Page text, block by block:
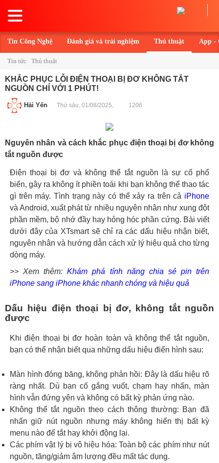
Toggle
navigation
Tin Công Nghệ Đánh giá và trải nghiệm Thủ thuật App -
Tin tức Thủ thuật
KHẮC PHỤC LỖI ĐIỆN THOẠI BỊ ĐƠ KHÔNG TẮT
NGUỒN CHỈ VỚI 1 PHÚT!
Hải Yến Thứ sáu, 01/08/2025, 1206
Nguyên nhân và cách khắc phục điện thoại bị đơ không
tắt nguồn được
Điện thoại bị đơ và không thể tắt nguồn là sự cố phổ
biến, gây ra không ít phiền toái khi bạn không thể thao tác
gì trên máy. Tình trạng này có thể xảy ra trên cả iPhone
và Android, xuất phát từ nhiều nguyên nhân như xung đột
phần mềm, bộ nhớ đầy hay hỏng hóc phần cứng. Bài viết
dưới đây của XTsmart sẽ chỉ ra các dấu hiệu nhận biết,
nguyên nhân và hướng dẫn cách xử lý hiệu quả cho từng
dòng máy.
>> Xem thêm:Khám phá tính năng chia sẻ pin trên
iPhone sang iPhone khác nhanh chóng và hiệu quả
Dấu hiệu điện thoại bị đơ, không tắt nguồn
được
Khi điện thoại bị đơ hoàn toàn và không thể tắt nguồn,
bạn có thể nhận biết qua những dấu hiệu điển hình sau:
Màn hình đóng băng, không phản hồi: Đây là dấu hiệu rõ
ràng nhất. Dù bạn cố gắng vuốt, chạm hay nhấn, màn
hình vẫn đứng yên và không có bất kỳ phản ứng nào.
Không thể tắt nguồn theo cách thông thường: Bạn đã
nhấn giữ nút nguồn nhưng máy không hiển thị bất kỳ
menu nào để tắt hay khởi động lại.
Các phím vật lý bị vô hiệu hóa: Toàn bộ các phím như nút
nguồn, tăng/giảm âm lượng đều mất tác dụng.